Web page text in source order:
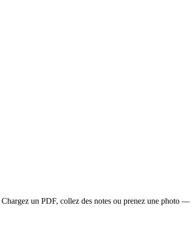
un PDF, collez des notes ou prenez une photo —